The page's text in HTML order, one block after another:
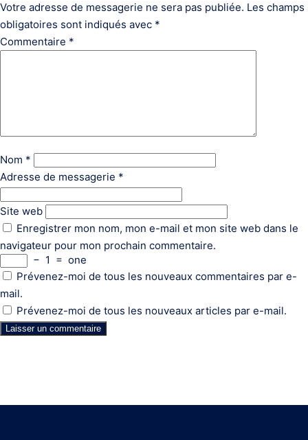
Votre adresse de messagerie ne sera pas publiée. Les champs
obligatoires sont indiqués avec *
Commentaire *
Nom *
Adresse de messagerie *
Site web
Enregistrer mon nom, mon e-mail et mon site web dans le
navigateur pour mon prochain commentaire.
− 1 = one
Prévenez-moi de tous les nouveaux commentaires par e-
mail.
Prévenez-moi de tous les nouveaux articles par e-mail.